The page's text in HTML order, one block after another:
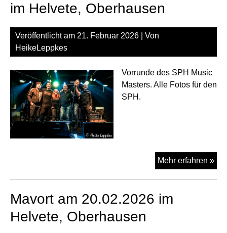
im Helvete, Oberhausen
Veröffentlicht am 21. Februar 2026 | Von
HeikeLeppkes
Vorrunde des SPH Music
Masters. Alle Fotos für den
SPH.
Mehr erfahren »Six
Mavort am 20.02.2026 im
Helvete, Oberhausen